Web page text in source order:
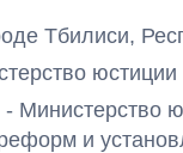
Тбилиси,
- Министерство
и